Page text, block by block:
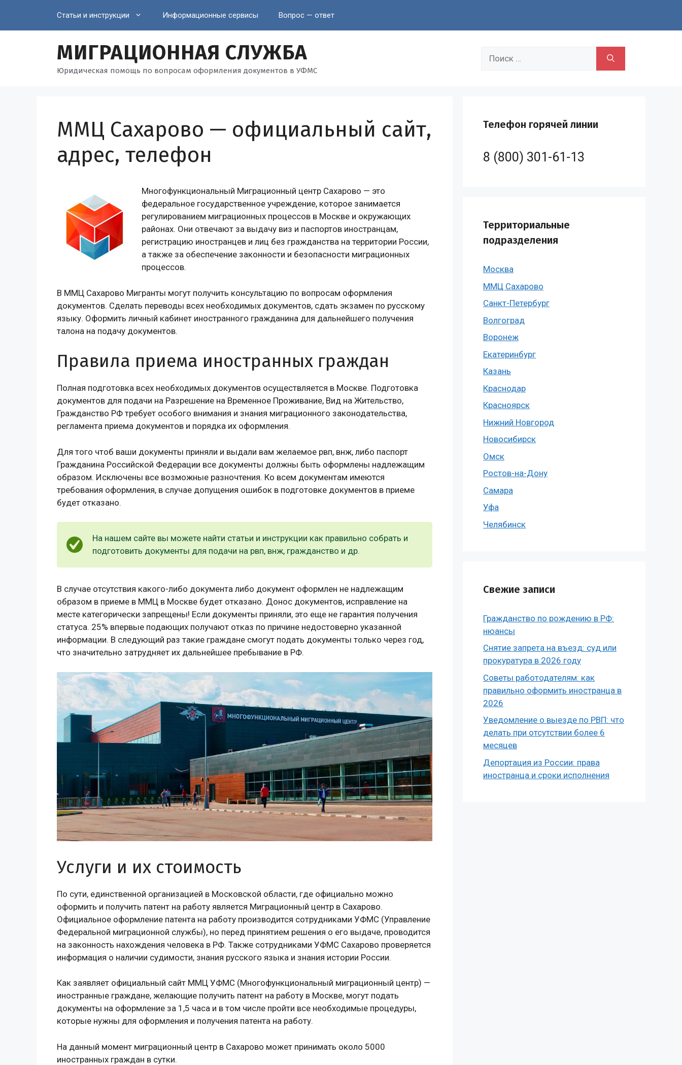
содержимому
Статьи и инструкции Информационные сервисы Вопрос — ответ
МИГРАЦИОННАЯ СЛУЖБА
Юридическая помощь по вопросам оформления документов в УФМС
ММЦ Сахарово — официальный сайт,
адрес, телефон
Многофункциональный Миграционный центр Сахарово — это
федеральное государственное учреждение, которое занимается
регулированием миграционных процессов в Москве и окружающих
районах. Они отвечают за выдачу виз и паспортов иностранцам,
регистрацию иностранцев и лиц без гражданства на территории России,
а также за обеспечение законности и безопасности миграционных
процессов.
В ММЦ Сахарово Мигранты могут получить консультацию по вопросам оформления
документов. Сделать переводы всех необходимых документов, сдать экзамен по русскому
языку. Оформить личный кабинет иностранного гражданина для дальнейшего получения
талона на подачу документов.
Правила приема иностранных граждан
Полная подготовка всех необходимых документов осуществляется в Москве. Подготовка
документов для подачи на Разрешение на Временное Проживание, Вид на Жительство,
Гражданство РФ требует особого внимания и знания миграционного законодательства,
регламента приема документов и порядка их оформления.
Для того чтоб ваши документы приняли и выдали вам желаемое рвп, внж, либо паспорт
Гражданина Российской Федерации все документы должны быть оформлены надлежащим
образом. Исключены все возможные разночтения. Ко всем документам имеются
требования оформления, в случае допущения ошибок в подготовке документов в приеме
будет отказано.
На нашем сайте вы можете найти статьи и инструкции как правильно собрать и
подготовить документы для подачи на рвп, внж, гражданство и др.
В случае отсутствия какого-либо документа либо документ оформлен не надлежащим
образом в приеме в ММЦ в Москве будет отказано. Донос документов, исправление на
месте категорически запрещены! Если документы приняли, это еще не гарантия получения
статуса. 25% впервые подающих получают отказ по причине недостоверно указанной
информации. В следующий раз такие граждане смогут подать документы только через год,
что значительно затрудняет их дальнейшее пребывание в РФ.
Услуги и их стоимость
По сути, единственной организацией в Московской области, где официально можно
оформить и получить патент на работу является Миграционный центр в Сахарово.
Официальное оформление патента на работу производится сотрудниками УФМС (Управление
Федеральной миграционной службы), но перед принятием решения о его выдаче, проводится
на законность нахождения человека в РФ. Также сотрудниками УФМС Сахарово проверяется
информация о наличии судимости, знания русского языка и знания истории России.
Как заявляет официальный сайт ММЦ УФМС (Многофункциональный миграционный центр) —
иностранные граждане, желающие получить патент на работу в Москве, могут подать
документы на оформление за 1,5 часа и в том числе пройти все необходимые процедуры,
которые нужны для оформления и получения патента на работу.
На данный момент миграционный центр в Сахарово может принимать около 5000
иностранных граждан в сутки.
Телефон горячей линии
8 (800) 301-61-13
Территориальные
подразделения
Москва
ММЦ Сахарово
Санкт-Петербург
Волгоград
Воронеж
Екатеринбург
Казань
Краснодар
Красноярск
Нижний Новгород
Новосибирск
Омск
Ростов-на-Дону
Самара
Уфа
Челябинск
Свежие записи
Гражданство по рождению в РФ:
нюансы
Снятие запрета на въезд: суд или
прокуратура в 2026 году
Советы работодателям: как
правильно оформить иностранца в
2026
Уведомление о выезде по РВП: что
делать при отсутствии более 6
месяцев
Депортация из России: права
иностранца и сроки исполнения